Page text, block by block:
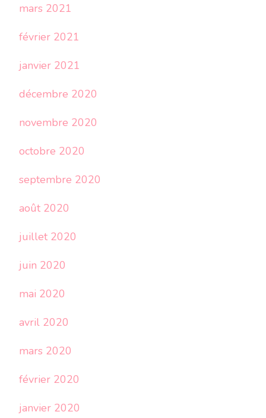
mars 2021
février 2021
janvier 2021
décembre 2020
novembre 2020
octobre 2020
septembre 2020
août 2020
juillet 2020
juin 2020
mai 2020
avril 2020
mars 2020
février 2020
janvier 2020